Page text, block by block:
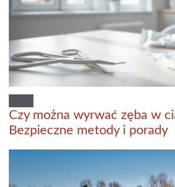
Czy można wyrwać zęba w
Bezpieczne metody i porady